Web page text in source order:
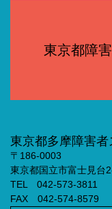
東京都障
東京都多摩障害
〒186-0003
東京都国立市富士見台
TEL 042-573-3811
FAX 042-574-8579